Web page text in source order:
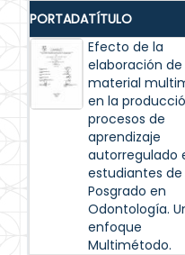
PORTADATÍTULO
Efecto de la
elaboración de
material
en la
procesos de
aprendizaje
autorregulado
estudiantes de
Posgrado en
Odontología.
enfoque
Multimétodo.